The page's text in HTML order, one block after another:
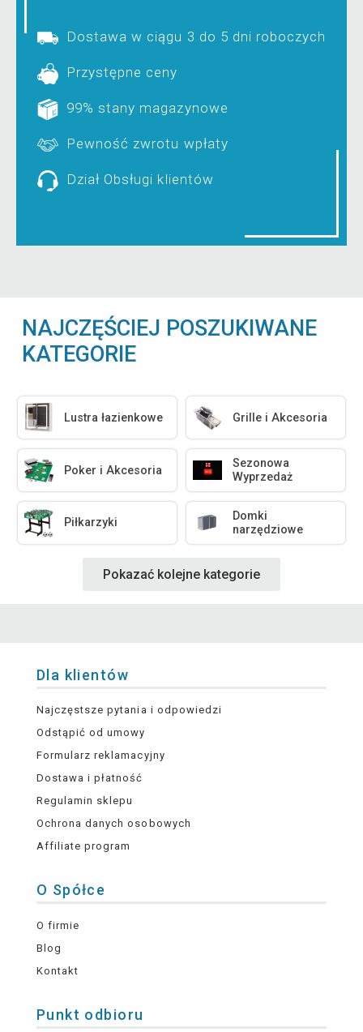
Dostawa w ciągu 3 do 5 dni roboczych
Przystępne ceny
99% stany magazynowe
Pewność zwrotu wpłaty
Dział Obsługi klientów
NAJCZĘŚCIEJ POSZUKIWANE
KATEGORIE
Lustra łazienkowe Grille i Akcesoria
Poker i Akcesoria
Sezonowa
Wyprzedaż
Piłkarzyki
Domki
narzędziowe
Pokazać kolejne kategorie
Dla klientów
Najczęstsze pytania i odpowiedzi
Odstąpić od umowy
Formularz reklamacyjny
Dostawa i płatność
Regulamin sklepu
Ochrona danych osobowych
Affiliate program
O Spółce
O firmie
Blog
Kontakt
Punkt odbioru